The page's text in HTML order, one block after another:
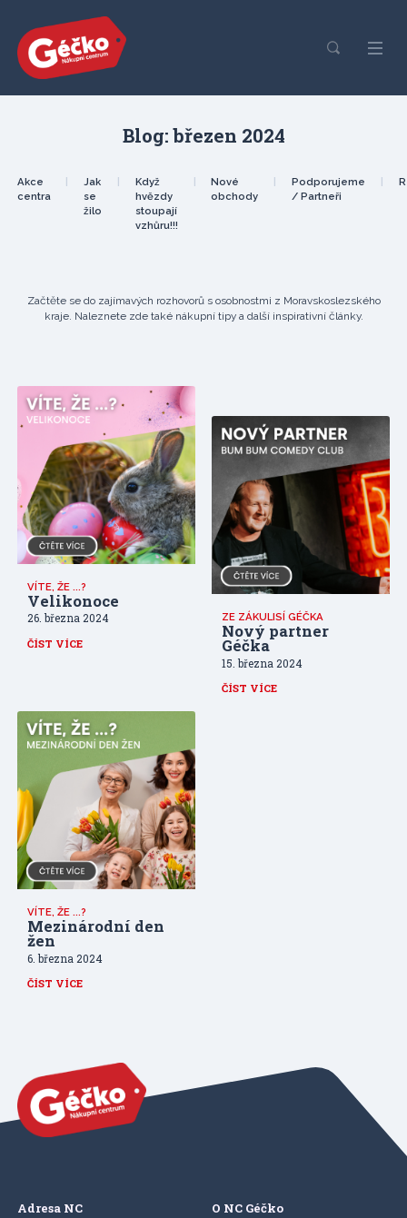
Blog: březen 2024
Akce
centra
Jak
se
žilo
Když
hvězdy
stoupají
vzhůru!!!
Nové
obchody
Podporujeme
/ Partneři
Začtěte se do zajímavých rozhovorů s osobnostmi z Moravskoslezského
kraje. Naleznete zde také nákupní tipy a další inspirativní články.
VÍTE, ŽE ...?
Velikonoce
26. března 2024
ČÍST VÍCE
ZE ZÁKULISÍ GÉČKA
Nový partner
Géčka
15. března 2024
ČÍST VÍCE
VÍTE, ŽE ...?
Mezinárodní den
žen
6. března 2024
ČÍST VÍCE
Adresa NC O NC Géčko